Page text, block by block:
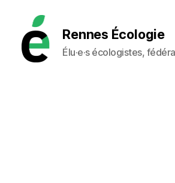
Rennes Écologie
Élu·e·s écologistes,